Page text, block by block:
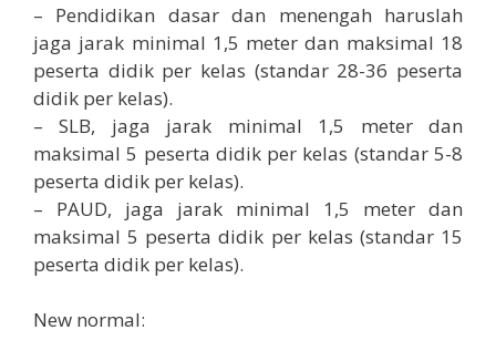
– Pendidikan dasar dan menengah haruslah
jaga jarak minimal 1,5 meter dan maksimal 18
peserta didik per kelas (standar 28-36 peserta
didik per kelas).
– SLB, jaga jarak minimal 1,5 meter dan
maksimal 5 peserta didik per kelas (standar 5-8
peserta didik per kelas).
– PAUD, jaga jarak minimal 1,5 meter dan
maksimal 5 peserta didik per kelas (standar 15
peserta didik per kelas).
New normal: